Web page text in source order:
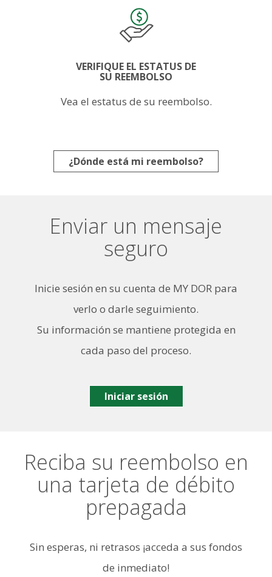
VERIFIQUE EL ESTATUS DE
SU REEMBOLSO
Vea el estatus de su reembolso.
¿Dónde está mi reembolso?
Enviar un mensaje
seguro
Inicie sesión en su cuenta de MY DOR para
verlo o darle seguimiento.
Su información se mantiene protegida en
cada paso del proceso.
Iniciar sesión
Reciba su reembolso en
una tarjeta de débito
prepagada
Sin esperas, ni retrasos ¡acceda a sus fondos
de inmediato!